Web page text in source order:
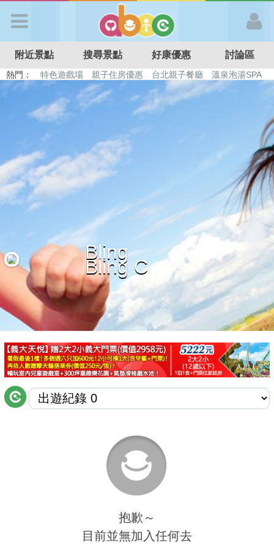
APP登入
首 頁
搜尋景點
好康優惠
最新留言
商家合作
推薦景點
討論區
聯絡我們
附近景點 搜尋景點 好康優惠 討論區
熱門： 特色遊戲場 親子住房優惠 台北親子餐廳
溫泉泡湯SPA
溜滑梯民宿
觀光工廠 日本親子景點
Bling
Bling C
抱歉～
目前並無加入任何去